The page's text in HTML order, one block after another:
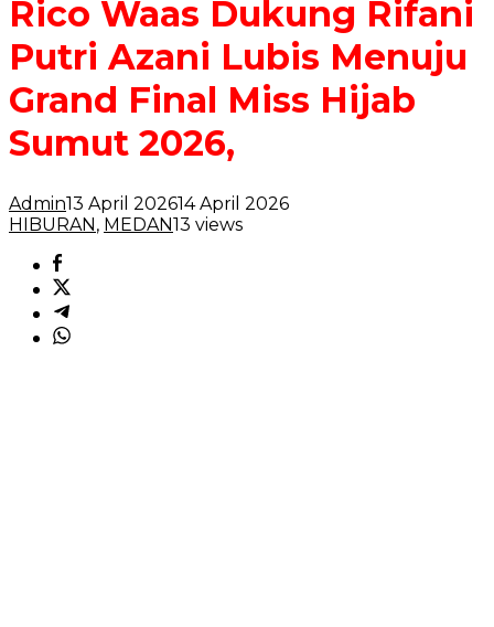
Rico Waas Dukung Rifani
Putri Azani Lubis Menuju
Grand Final Miss Hijab
Sumut 2026,
Admin13 April 202614 April 2026
HIBURAN, MEDAN13 views